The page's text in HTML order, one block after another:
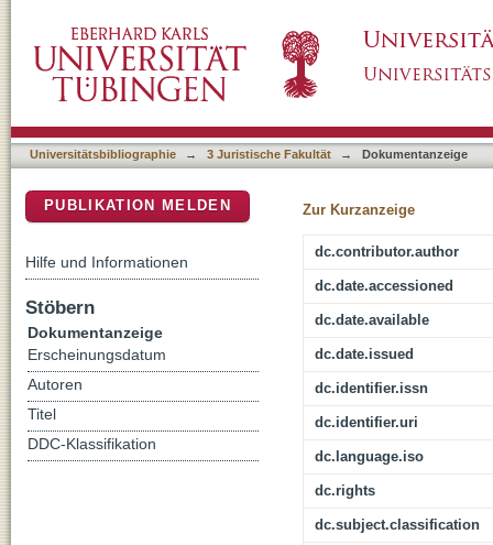
Stromsteuergesetzes
Universitätsbibliographie → 3 Juristische Fakultät → Dokumentanzeige
Zur Kurzanzeige
dc.contributor.author
dc.date.accessioned
dc.date.available
dc.date.issued
dc.identifier.issn
dc.identifier.uri
dc.language.iso
dc.rights
dc.subject.classification
PUBLIKATION MELDEN
Hilfe und Informationen
Stöbern
Dokumentanzeige
Erscheinungsdatum
Autoren
Titel
DDC-Klassifikation